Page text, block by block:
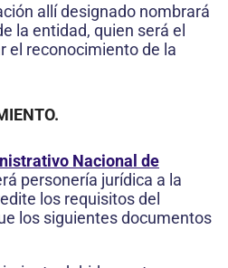
allí designado nombrará
la entidad, quien será el
el reconocimiento de la
Nacional de
personería jurídica a la
los requisitos del
los siguientes documentos